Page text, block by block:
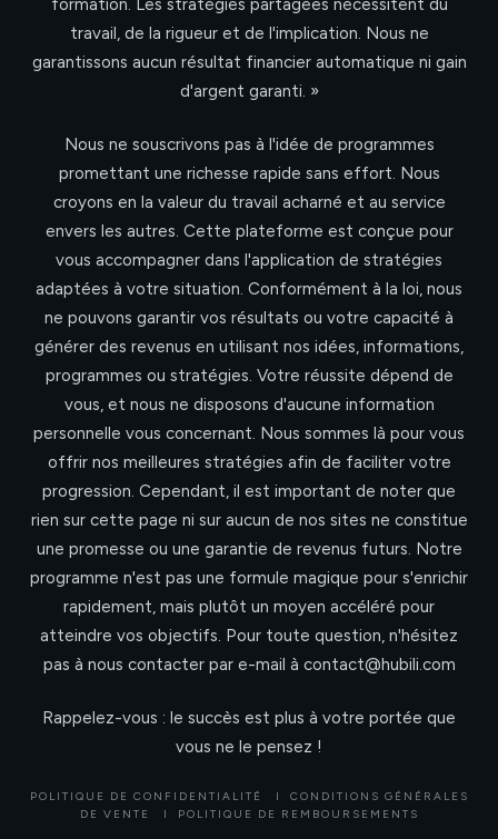
formation. Les stratégies partagées nécessitent du
travail, de la rigueur et de l'implication. Nous ne
garantissons aucun résultat financier automatique ni gain
d'argent garanti. »
Nous ne souscrivons pas à l'idée de programmes
promettant une richesse rapide sans effort. Nous
croyons en la valeur du travail acharné et au service
envers les autres. Cette plateforme est conçue pour
vous accompagner dans l'application de stratégies
adaptées à votre situation. Conformément à la loi, nous
ne pouvons garantir vos résultats ou votre capacité à
générer des revenus en utilisant nos idées, informations,
programmes ou stratégies. Votre réussite dépend de
vous, et nous ne disposons d'aucune information
personnelle vous concernant. Nous sommes là pour vous
offrir nos meilleures stratégies afin de faciliter votre
progression. Cependant, il est important de noter que
rien sur cette page ni sur aucun de nos sites ne constitue
une promesse ou une garantie de revenus futurs. Notre
programme n'est pas une formule magique pour s'enrichir
rapidement, mais plutôt un moyen accéléré pour
atteindre vos objectifs. Pour toute question, n'hésitez
pas à nous contacter par e-mail à contact@hubili.com
Rappelez-vous : le succès est plus à votre portée que
vous ne le pensez !
POLITIQUE DE CONFIDENTIALITÉ I CONDITIONS GÉNÉRALES
DE VENTE
I POLITIQUE DE REMBOURSEMENTS